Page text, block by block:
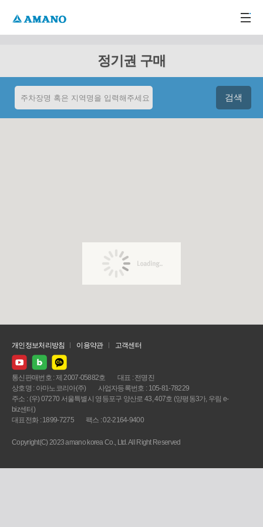
정기권 구매
개인정보처리방침 이용약관 고객센터
통신판매번호 : 제 2007-05882호
대표 : 전명진
상호명 : 아마노코리아(주)
사업자등록번호 : 105-81-78229
주소 : (우) 07270 서울특별시 영등포구 양산로 43, 407호 (양평동3가, 우림 e-
biz센터)
대표전화 : 1899-7275
팩스 : 02-2164-9400
Copyright(C) 2023 amano korea Co., Ltd. All Right Reserved